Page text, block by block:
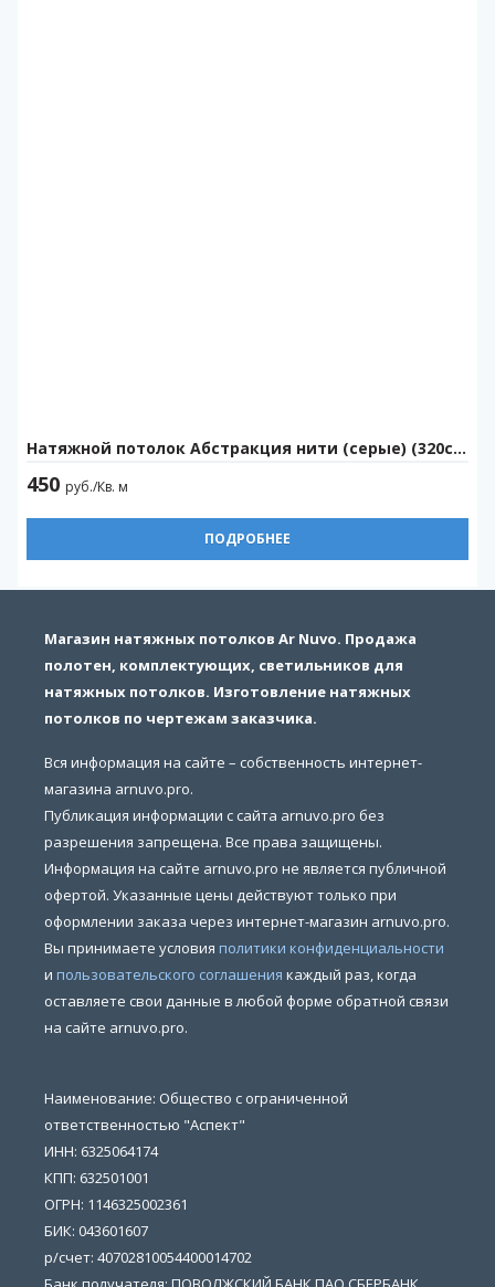
Натяжной потолок Абстракция нити (серые) (320см)
450 руб./Кв. м
ПОДРОБНЕЕ
Магазин натяжных потолков Ar Nuvo. Продажа
полотен, комплектующих, светильников для
натяжных потолков. Изготовление натяжных
потолков по чертежам заказчика.
Вся информация на сайте – собственность интернет-
магазина arnuvo.pro.
Публикация информации с сайта arnuvo.pro без
разрешения запрещена. Все права защищены.
Информация на сайте arnuvo.pro не является публичной
офертой. Указанные цены действуют только при
оформлении заказа через интернет-магазин arnuvo.pro.
Вы принимаете условия политики конфиденциальности
и пользовательского соглашения каждый раз, когда
оставляете свои данные в любой форме обратной связи
на сайте arnuvo.pro.
Наименование: Общество с ограниченной
ответственностью "Аспект"
ИНН: 6325064174
КПП: 632501001
ОГРН: 1146325002361
БИК: 043601607
р/счет: 40702810054400014702